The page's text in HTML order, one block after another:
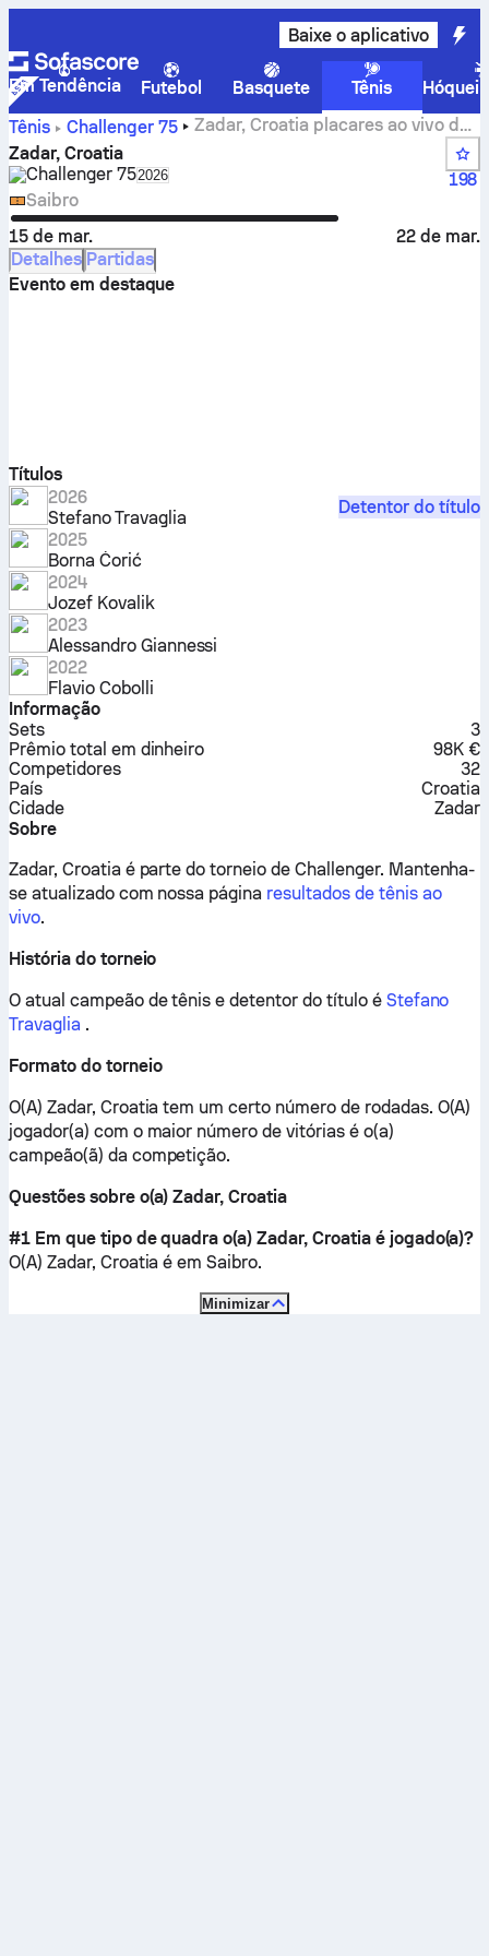
Baixe o aplicativo
Em Tendência Futebol Basquete Tênis
Hóquei
Tênis
Challenger 75
Zadar, Croatia placares ao vivo de
tênis, resultados dos grupos e partidas
Zadar, Croatia
Challenger 75Select season in unique tournament header
2026
198
Saibro
15 de mar.
22 de mar.
Detalhes Partidas
Evento em destaque
Títulos
2026
Stefano Travaglia
Detentor do título
2025
Borna Ćorić
2024
Jozef Kovalik
2023
Alessandro Giannessi
2022
Flavio Cobolli
Informação
Sets
3
Prêmio total em dinheiro
98K €
Competidores
32
País
Croatia
Cidade
Zadar
Sobre
Zadar, Croatia é parte do torneio de Challenger. Mantenha-
se atualizado com nossa página resultados de tênis ao
vivo.
História do torneio
O atual campeão de tênis e detentor do título é Stefano
Travaglia .
Formato do torneio
O(A) Zadar, Croatia tem um certo número de rodadas. O(A)
jogador(a) com o maior número de vitórias é o(a)
campeão(ã) da competição.
Questões sobre o(a) Zadar, Croatia
#1 Em que tipo de quadra o(a) Zadar, Croatia é jogado(a)?
O(A) Zadar, Croatia é emSaibro.
Minimizar